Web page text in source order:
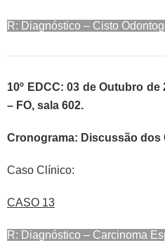
R: Diagnóstico – Cisto
10º EDCC: 03 de Outubro de
– FO, sala 602.
Cronograma: Discussão dos
Caso Clínico:
CASO 13
R: Diagnóstico – Carcinoma